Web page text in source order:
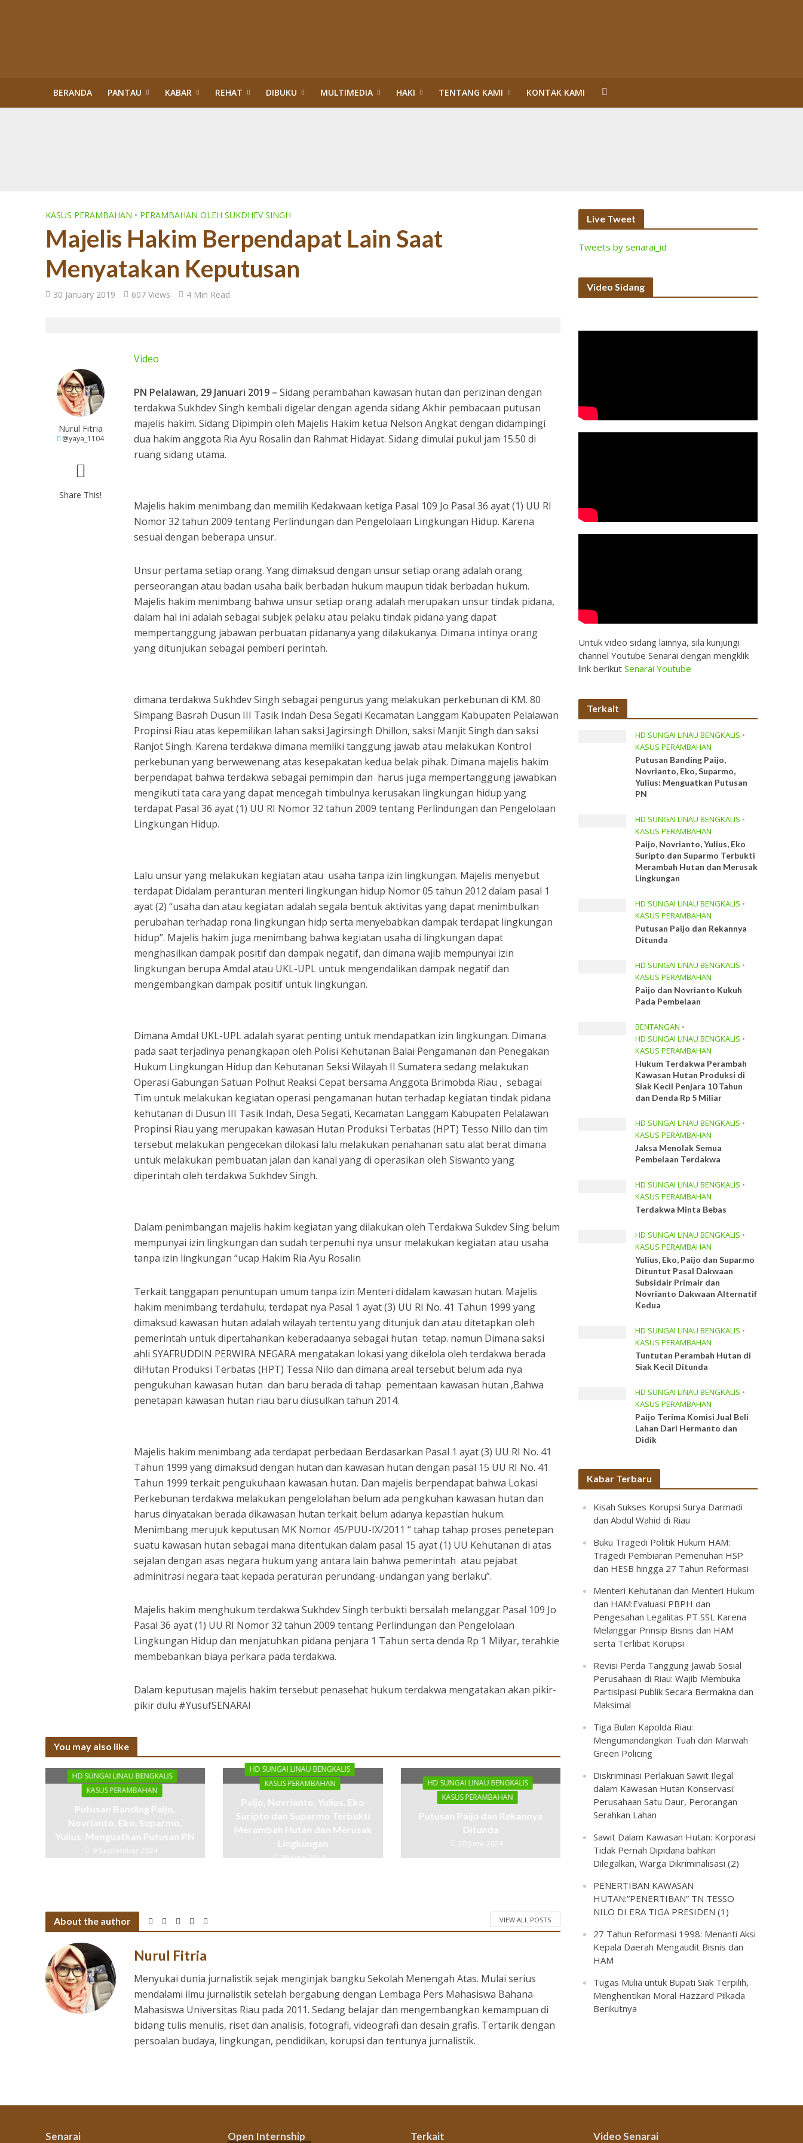
BERANDA PANTAU KABAR REHAT DIBUKU MULTIMEDIA HAKI TENTANG KAMI KONTAK KAMI
PENERTIBAN KAWASAN HUTAN:”PENERTIBAN” TN TESSO NILO DI ERA TIGA PRESIDEN (1)
27 Tahun Reformasi 1998: Menanti Aksi Kepala Daerah Mengaudit Bisnis dan HAM
Tugas Mulia untuk Bupati Siak Terpilih, Menghentikan Moral Hazzard Pilkada Berikutnya
KASUS PERAMBAHAN • PERAMBAHAN OLEH SUKDHEV SINGH
Majelis Hakim Berpendapat Lain Saat
Menyatakan Keputusan
30 January 2019 607 Views 4 Min Read
Nurul Fitria
@yaya_1104
Share This!
Video
PN Pelalawan, 29 Januari 2019 –Sidang perambahan kawasan hutan dan perizinan dengan
terdakwa Sukhdev Singh kembali digelar dengan agenda sidang Akhir pembacaan putusan
majelis hakim. Sidang Dipimpin oleh Majelis Hakim ketua Nelson Angkat dengan didampingi
dua hakim anggota Ria Ayu Rosalin dan Rahmat Hidayat. Sidang dimulai pukul jam 15.50 di
ruang sidang utama.
Majelis hakim menimbang dan memilih Kedakwaan ketiga Pasal 109 Jo Pasal 36 ayat (1) UU RI
Nomor 32 tahun 2009 tentang Perlindungan dan Pengelolaan Lingkungan Hidup. Karena
sesuai dengan beberapa unsur.
Unsur pertama setiap orang. Yang dimaksud dengan unsur setiap orang adalah orang
perseorangan atau badan usaha baik berbadan hukum maupun tidak berbadan hukum.
Majelis hakim menimbang bahwa unsur setiap orang adalah merupakan unsur tindak pidana,
dalam hal ini adalah sebagai subjek pelaku atau pelaku tindak pidana yang dapat
mempertanggung jabawan perbuatan pidananya yang dilakukanya. Dimana intinya orang
yang ditunjukan sebagai pemberi perintah.
dimana terdakwa Sukhdev Singh sebagai pengurus yang melakukan perkebunan di KM. 80
Simpang Basrah Dusun III Tasik Indah Desa Segati Kecamatan Langgam Kabupaten Pelalawan
Propinsi Riau atas kepemilikan lahan saksi Jagirsingh Dhillon, saksi Manjit Singh dan saksi
Ranjot Singh. Karena terdakwa dimana memliki tanggung jawab atau melakukan Kontrol
perkebunan yang berwewenang atas kesepakatan kedua belak pihak. Dimana majelis hakim
berpendapat bahwa terdakwa sebagai pemimpin dan harus juga mempertanggung jawabkan
mengikuti tata cara yang dapat mencegah timbulnya kerusakan lingkungan hidup yang
terdapat Pasal 36 ayat (1) UU RI Nomor 32 tahun 2009 tentang Perlindungan dan Pengelolaan
Lingkungan Hidup.
Lalu unsur yang melakukan kegiatan atau usaha tanpa izin lingkungan. Majelis menyebut
terdapat Didalam peranturan menteri lingkungan hidup Nomor 05 tahun 2012 dalam pasal 1
ayat (2) “usaha dan atau kegiatan adalah segala bentuk aktivitas yang dapat menimbulkan
perubahan terhadap rona lingkungan hidp serta menyebabkan dampak terdapat lingkungan
hidup”. Majelis hakim juga menimbang bahwa kegiatan usaha di lingkungan dapat
menghasilkan dampak positif dan dampak negatif, dan dimana wajib mempunyai izin
lingkungan berupa Amdal atau UKL-UPL untuk mengendalikan dampak negatif dan
mengembangkan dampak positif untuk lingkungan.
Dimana Amdal UKL-UPL adalah syarat penting untuk mendapatkan izin lingkungan. Dimana
pada saat terjadinya penangkapan oleh Polisi Kehutanan Balai Pengamanan dan Penegakan
Hukum Lingkungan Hidup dan Kehutanan Seksi Wilayah II Sumatera sedang melakukan
Operasi Gabungan Satuan Polhut Reaksi Cepat bersama Anggota Brimobda Riau , sebagai
Tim untuk melakukan kegiatan operasi pengamanan hutan terhadap kegiatan tindak pidana
kehutanan di Dusun III Tasik Indah, Desa Segati, Kecamatan Langgam Kabupaten Pelalawan
Propinsi Riau yang merupakan kawasan Hutan Produksi Terbatas (HPT) Tesso Nillo dan tim
tersebut melakukan pengecekan dilokasi lalu melakukan penahanan satu alat berat dimana
untuk melakukan pembuatan jalan dan kanal yang di operasikan oleh Siswanto yang
diperintah oleh terdakwa Sukhdev Singh.
Dalam penimbangan majelis hakim kegiatan yang dilakukan oleh Terdakwa Sukdev Sing belum
mempunyai izin lingkungan dan sudah terpenuhi nya unsur melakukan kegiatan atau usaha
tanpa izin lingkungan “ucap Hakim Ria Ayu Rosalin
Terkait tanggapan penuntupan umum tanpa izin Menteri didalam kawasan hutan. Majelis
hakim menimbang terdahulu, terdapat nya Pasal 1 ayat (3) UU RI No. 41 Tahun 1999 yang
dimaksud kawasan hutan adalah wilayah tertentu yang ditunjuk dan atau ditetapkan oleh
pemerintah untuk dipertahankan keberadaanya sebagai hutan tetap. namun Dimana saksi
ahli SYAFRUDDIN PERWIRA NEGARA mengatakan lokasi yang dikelola oleh terdakwa berada
diHutan Produksi Terbatas (HPT) Tessa Nilo dan dimana areal tersebut belum ada nya
pengukuhan kawasan hutan dan baru berada di tahap pementaan kawasan hutan ,Bahwa
penetapan kawasan hutan riau baru diusulkan tahun 2014.
Majelis hakim menimbang ada terdapat perbedaan Berdasarkan Pasal 1 ayat (3) UU RI No. 41
Tahun 1999 yang dimaksud dengan hutan dan kawasan hutan dengan pasal 15 UU RI No. 41
Tahun 1999 terkait pengukuhaan kawasan hutan. Dan majelis berpendapat bahwa Lokasi
Perkebunan terdakwa melakukan pengelolahan belum ada pengkuhan kawasan hutan dan
harus dinyatakan berada dikawasan hutan terkait belum adanya kepastian hukum.
Menimbang merujuk keputusan MK Nomor 45/PUU-IX/2011 “ tahap tahap proses penetepan
suatu kawasan hutan sebagai mana ditentukan dalam pasal 15 ayat (1) UU Kehutanan di atas
sejalan dengan asas negara hukum yang antara lain bahwa pemerintah atau pejabat
adminitrasi negara taat kepada peraturan perundang-undangan yang berlaku”.
Majelis hakim menghukum terdakwa Sukhdev Singh terbukti bersalah melanggar Pasal 109 Jo
Pasal 36 ayat (1) UU RI Nomor 32 tahun 2009 tentang Perlindungan dan Pengelolaan
Lingkungan Hidup dan menjatuhkan pidana penjara 1 Tahun serta denda Rp 1 Milyar, terahkie
membebankan biaya perkara pada terdakwa.
Dalam keputusan majelis hakim tersebut penasehat hukum terdakwa mengatakan akan pikir-
pikir dulu #YusufSENARAI
You may also like
HD SUNGAI LINAU BENGKALIS
KASUS PERAMBAHAN
Putusan Banding Paijo,
Novrianto, Eko, Suparmo,
Yulius: Menguatkan Putusan PN
HD SUNGAI LINAU BENGKALIS
KASUS PERAMBAHAN
Paijo, Novrianto, Yulius, Eko
Suripto dan Suparmo Terbukti
Merambah Hutan dan Merusak
Lingkungan
29 June 2024
HD SUNGAI LINAU BENGKALIS
KASUS PERAMBAHAN
Putusan Paijo dan Rekannya
Ditunda
20 June 2024
About the author VIEW ALL POSTS
Nurul Fitria
Menyukai dunia jurnalistik sejak menginjak bangku Sekolah Menengah Atas. Mulai serius
mendalami ilmu jurnalistik setelah bergabung dengan Lembaga Pers Mahasiswa Bahana
Mahasiswa Universitas Riau pada 2011. Sedang belajar dan mengembangkan kemampuan di
bidang tulis menulis, riset dan analisis, fotografi, videografi dan desain grafis. Tertarik dengan
persoalan budaya, lingkungan, pendidikan, korupsi dan tentunya jurnalistik.
Live Tweet
Tweets by senarai_id
Video Sidang
Untuk video sidang lainnya, sila kunjungi
channel Youtube Senarai dengan mengklik
link berikutSenarai Youtube
Terkait
HD SUNGAI LINAU BENGKALIS •
KASUS PERAMBAHAN
Putusan Banding Paijo,
Novrianto, Eko, Suparmo,
Yulius: Menguatkan Putusan
PN
HD SUNGAI LINAU BENGKALIS •
KASUS PERAMBAHAN
Paijo, Novrianto, Yulius, Eko
Suripto dan Suparmo Terbukti
Merambah Hutan dan Merusak
Lingkungan
HD SUNGAI LINAU BENGKALIS •
KASUS PERAMBAHAN
Putusan Paijo dan Rekannya
Ditunda
HD SUNGAI LINAU BENGKALIS •
KASUS PERAMBAHAN
Paijo dan Novrianto Kukuh
Pada Pembelaan
BENTANGAN •
HD SUNGAI LINAU BENGKALIS •
KASUS PERAMBAHAN
Hukum Terdakwa Perambah
Kawasan Hutan Produksi di
Siak Kecil Penjara 10 Tahun
dan Denda Rp 5 Miliar
HD SUNGAI LINAU BENGKALIS •
KASUS PERAMBAHAN
Jaksa Menolak Semua
Pembelaan Terdakwa
HD SUNGAI LINAU BENGKALIS •
KASUS PERAMBAHAN
Terdakwa Minta Bebas
HD SUNGAI LINAU BENGKALIS •
KASUS PERAMBAHAN
Yulius, Eko, Paijo dan Suparmo
Dituntut Pasal Dakwaan
Subsidair Primair dan
Novrianto Dakwaan Alternatif
Kedua
HD SUNGAI LINAU BENGKALIS •
KASUS PERAMBAHAN
Tuntutan Perambah Hutan di
Siak Kecil Ditunda
HD SUNGAI LINAU BENGKALIS •
KASUS PERAMBAHAN
Paijo Terima Komisi Jual Beli
Lahan Dari Hermanto dan
Didik
Kabar Terbaru
Kisah Sukses Korupsi Surya Darmadi
dan Abdul Wahid di Riau
Buku Tragedi Politik Hukum HAM:
Tragedi Pembiaran Pemenuhan HSP
dan HESB hingga 27 Tahun Reformasi
Menteri Kehutanan dan Menteri Hukum
dan HAM:Evaluasi PBPH dan
Pengesahan Legalitas PT SSL Karena
Melanggar Prinsip Bisnis dan HAM
serta Terlibat Korupsi
Revisi Perda Tanggung Jawab Sosial
Perusahaan di Riau: Wajib Membuka
Partisipasi Publik Secara Bermakna dan
Maksimal
Tiga Bulan Kapolda Riau:
Mengumandangkan Tuah dan Marwah
Green Policing
Diskriminasi Perlakuan Sawit Ilegal
dalam Kawasan Hutan Konservasi:
Perusahaan Satu Daur, Perorangan
Serahkan Lahan
Sawit Dalam Kawasan Hutan: Korporasi
Tidak Pernah Dipidana bahkan
Dilegalkan, Warga Dikriminalisasi (2)
PENERTIBAN KAWASAN
HUTAN:”PENERTIBAN” TN TESSO
NILO DI ERA TIGA PRESIDEN (1)
27 Tahun Reformasi 1998: Menanti Aksi
Kepala Daerah Mengaudit Bisnis dan
HAM
Tugas Mulia untuk Bupati Siak Terpilih,
Menghentikan Moral Hazzard Pilkada
Berikutnya
Senarai Open Internship Terkait Video Senarai